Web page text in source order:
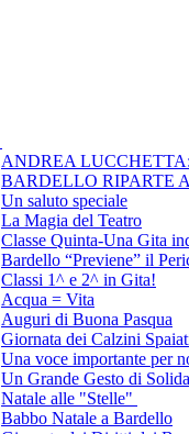
ANDREA
BARDELLO RIPARTE
Un saluto speciale
La Magia del Teatro
Classe Quinta-Una Gita
Bardello “Previene” il
Classi 1^ e 2^ in Gita!
Acqua = Vita
Auguri di Buona Pasqua
Giornata dei Calzini
Una voce importante per
Un Grande Gesto di
Natale alle "Stelle"
Babbo Natale a Bardello